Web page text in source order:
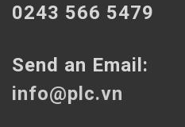
0243 566 5479
Send an Email:
info@plc.vn